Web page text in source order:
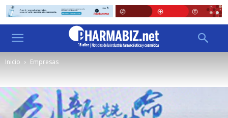
Inicio Empresas